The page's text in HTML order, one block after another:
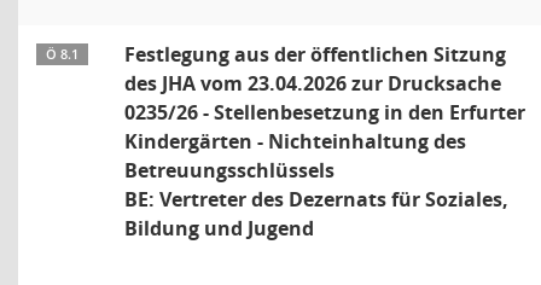
Ö 8.1
Festlegung aus der öffentlichen Sitzung
des JHA vom 23.04.2026 zur Drucksache
0235/26 - Stellenbesetzung in den Erfurter
Kindergärten - Nichteinhaltung des
Betreuungsschlüssels
BE: Vertreter des Dezernats für Soziales,
Bildung und Jugend